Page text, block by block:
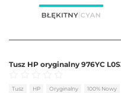
Tusz HP oryginalny 976YC
Tusz HP Oryginalny 100% Nowy